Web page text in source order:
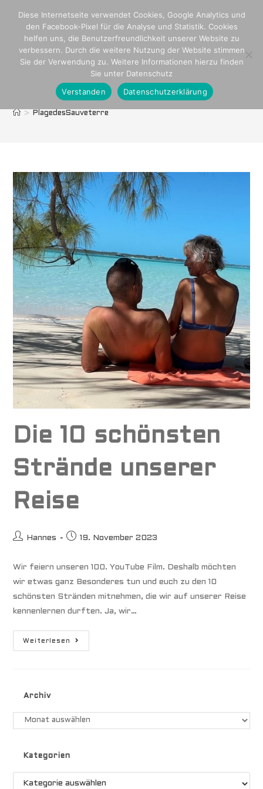
springen
PlagedesSauveterre
> PlagedesSauveterre
Die 10 schönsten
Strände unserer
Reise
Beitrags-
Hannes
Beitrag
19. November 2023
Wir feiern unseren 100. YouTube Film. Deshalb möchten
wir etwas ganz Besonderes tun und euch zu den 10
schönsten Stränden mitnehmen, die wir auf unserer Reise
kennenlernen durften. Ja, wir…
Weiterlesen
Die
Archiv
Archiv
Kategorien
Kategorien
Diese Internetseite verwendet Cookies, Google Analytics und
den Facebook-Pixel für die Analyse und Statistik. Cookies
helfen uns, die Benutzerfreundlichkeit unserer Website zu
verbessern. Durch die weitere Nutzung der Website stimmen
Sie der Verwendung zu. Weitere Informationen hierzu finden
Sie unter Datenschutz
Verstanden
Datenschutzerklärung